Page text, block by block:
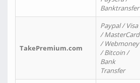
Banktransfer
TakePremium.com
Paypal / Visa
/ MasterCard
/ Webmoney
/ Bitcoin /
Bank
Transfer